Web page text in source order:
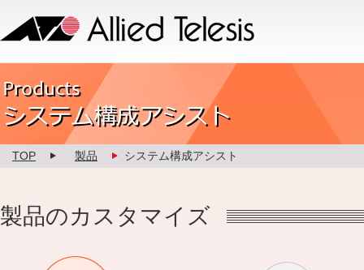
Product カスタマイズ
TOP 製品 システム構成アシスト
製品のカスタマイズ